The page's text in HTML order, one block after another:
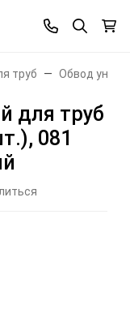
труб Обвод
для труб
081